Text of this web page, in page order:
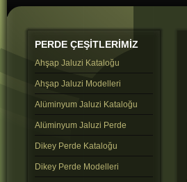
PERDE ÇEŞİTLERİMİZ
Ahşap Jaluzi Kataloğu
Ahşap Jaluzi Modelleri
Alüminyum Jaluzi Kataloğu
Alüminyum Jaluzi Perde
Dikey Perde Kataloğu
Dikey Perde Modelleri